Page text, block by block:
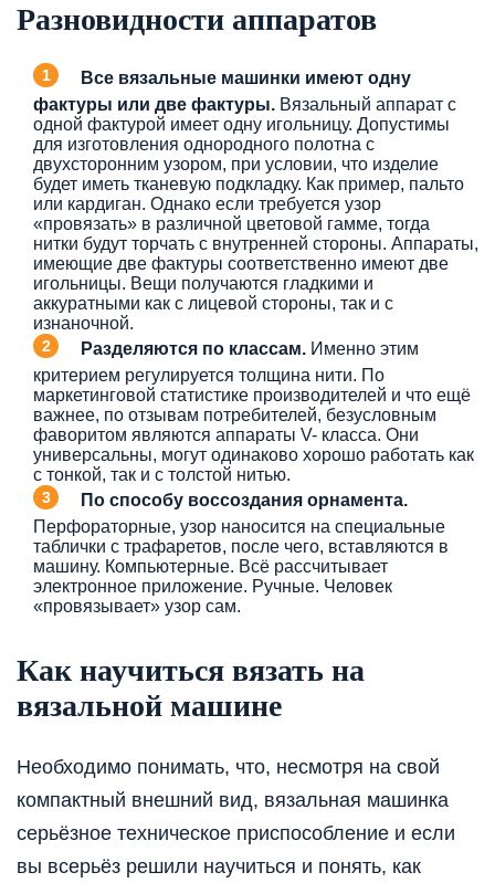
Разновидности аппаратов
Все вязальные машинки имеют одну
фактуры или две фактуры. Вязальный аппарат с
одной фактурой имеет одну игольницу. Допустимы
для изготовления однородного полотна с
двухсторонним узором, при условии, что изделие
будет иметь тканевую подкладку. Как пример, пальто
или кардиган. Однако если требуется узор
«провязать» в различной цветовой гамме, тогда
нитки будут торчать с внутренней стороны. Аппараты,
имеющие две фактуры соответственно имеют две
игольницы. Вещи получаются гладкими и
аккуратными как с лицевой стороны, так и с
изнаночной.
Разделяются по классам. Именно этим
критерием регулируется толщина нити. По
маркетинговой статистике производителей и что ещё
важнее, по отзывам потребителей, безусловным
фаворитом являются аппараты V- класса. Они
универсальны, могут одинаково хорошо работать как
с тонкой, так и с толстой нитью.
По способу воссоздания орнамента.
Перфораторные, узор наносится на специальные
таблички с трафаретов, после чего, вставляются в
машину. Компьютерные. Всё рассчитывает
электронное приложение. Ручные. Человек
«провязывает» узор сам.
Как научиться вязать на
вязальной машине
Необходимо понимать, что, несмотря на свой
компактный внешний вид, вязальная машинка
серьёзное техническое приспособление и если
вы всерьёз решили научиться и понять, как